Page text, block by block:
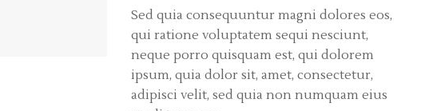
Sed quia consequuntur magni dolores eos,
qui ratione voluptatem sequi nesciunt,
neque porro quisquam est, qui dolorem
ipsum, quia dolor sit, amet, consectetur,
adipisci velit, sed quia non numquam eius